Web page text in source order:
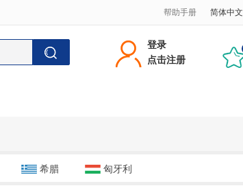
帮助手册 简体中文
登录
点击注册
希腊 匈牙利